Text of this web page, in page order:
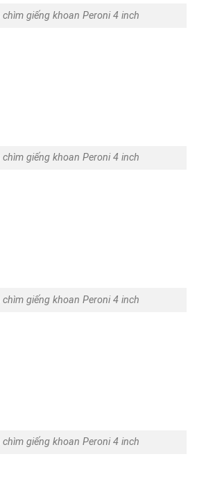
giếng khoan Peroni 4 inch
giếng khoan Peroni 4 inch
giếng khoan Peroni 4 inch
giếng khoan Peroni 4 inch